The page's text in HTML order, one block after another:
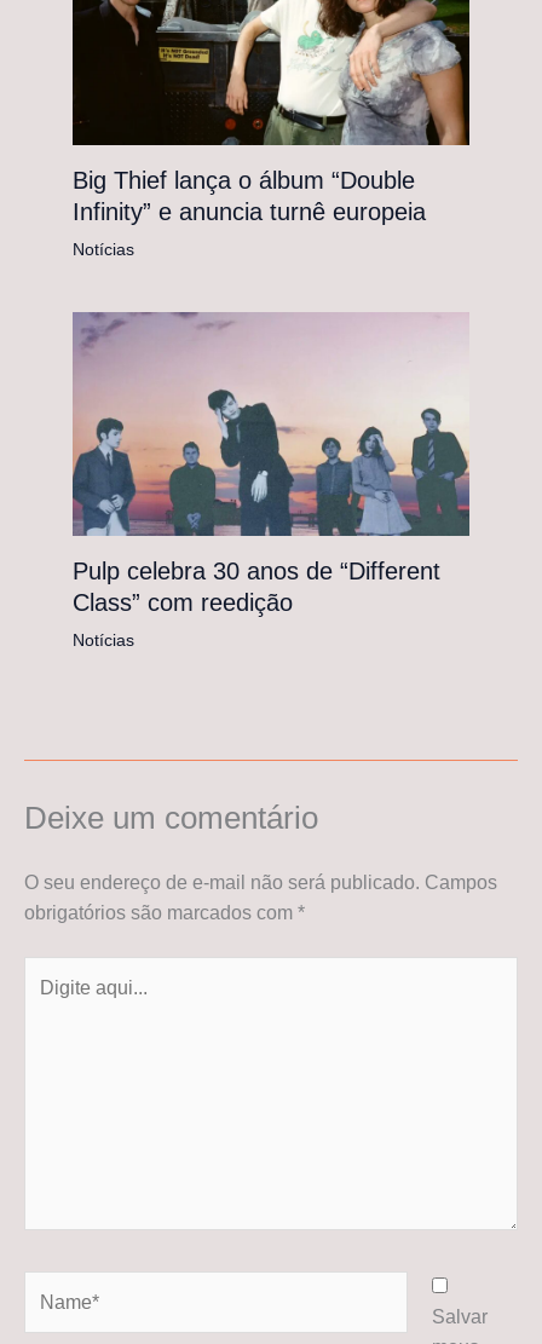
Big Thief lança o álbum “Double
Infinity” e anuncia turnê europeia
Notícias
Pulp celebra 30 anos de “Different
Class” com reedição
Notícias
Deixe um comentário
O seu endereço de e-mail não será publicado. Campos
obrigatórios são marcados com *
aqui...
Salvar